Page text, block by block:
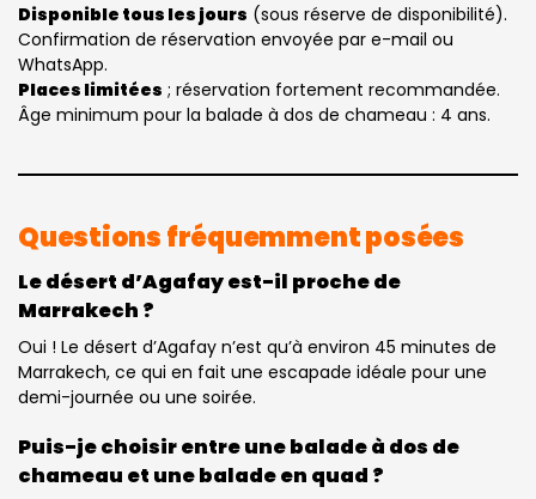
Disponible tous les jours (sous réserve de disponibilité).
Confirmation de réservation envoyée par e-mail ou
WhatsApp.
Places limitées ; réservation fortement recommandée.
Âge minimum pour la balade à dos de chameau : 4 ans.
Questions fréquemment posées
Le désert d’Agafay est-il proche de
Marrakech ?
Oui ! Le désert d’Agafay n’est qu’à environ 45 minutes de
Marrakech, ce qui en fait une escapade idéale pour une
demi-journée ou une soirée.
Puis-je choisir entre une balade à dos de
chameau et une balade en quad ?